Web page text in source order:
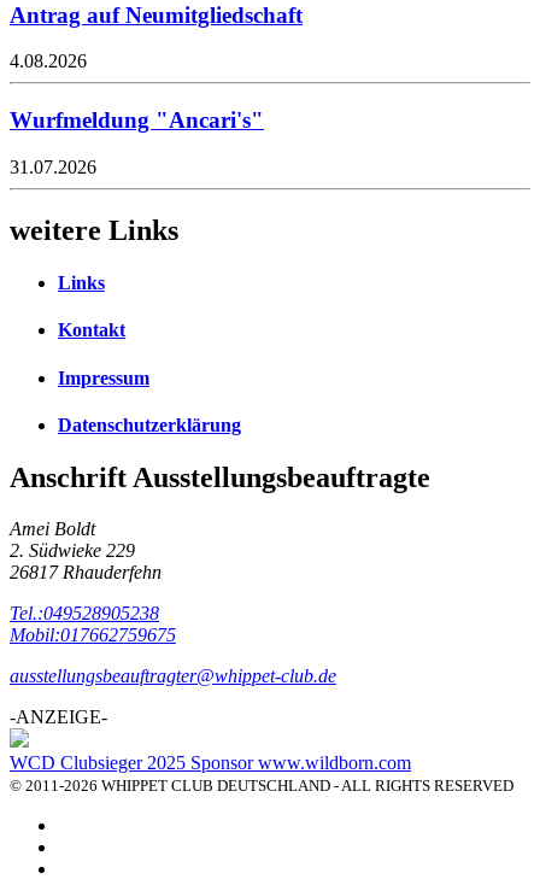
Antrag auf Neumitgliedschaft
4.08.2026
Wurfmeldung "Ancari's"
31.07.2026
weitere Links
Links
Kontakt
Impressum
Datenschutzerklärung
Anschrift Ausstellungsbeauftragte
Amei Boldt
2. Südwieke 229
26817 Rhauderfehn
Tel.:049528905238
Mobil:017662759675
ausstellungsbeauftragter@whippet-club.de
-ANZEIGE-
WCD Clubsieger 2025 Sponsor www.wildborn.com
© 2011-2026 WHIPPET CLUB DEUTSCHLAND - ALL RIGHTS RESERVED